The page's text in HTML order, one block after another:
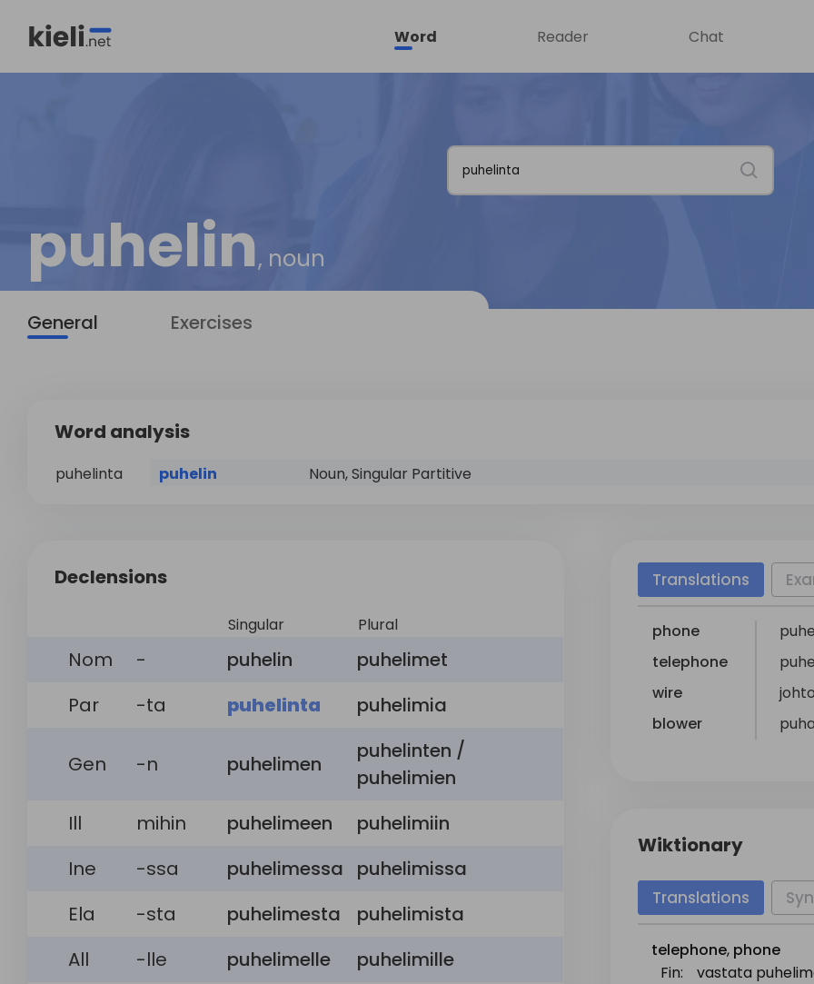
Word Reader Chat
puhelin, noun
General Exercises
Word analysis
puhelinta puhelin Noun, Singular Partitive
Declensions
Singular Plural
Nom - puhelin
puhelimet
Par
-ta puhelinta puhelimia
Gen -n puhelimen
puhelinten /
puhelimien
Ill
mihin puhelimeen
puhelimiin
Ine
-ssa puhelimessa
puhelimissa
Ela
-sta puhelimesta
puhelimista
All
-lle puhelimelle
puhelimille
Translations
phone
telephone
wire
johto
blower
Wiktionary
Translations
telephone, phone
Fin:
vastata